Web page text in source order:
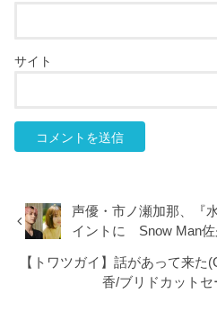
サイト
声優・市ノ瀬加那、『
イントに Snow Man佐
【トワツガイ】話があって来た
香/ブリドカット